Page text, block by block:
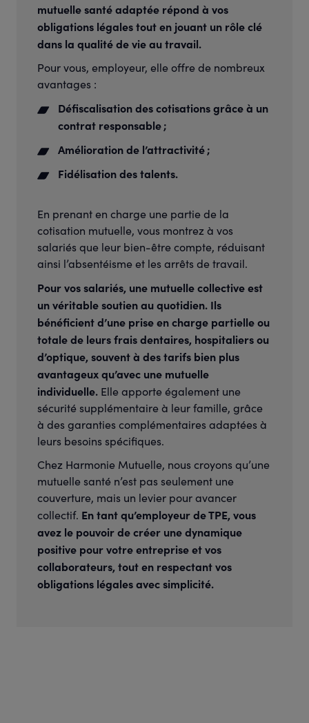
mutuelle santé adaptée répond à vos
obligations légales tout en jouant un rôle clé
dans la qualité de vie au travail.
Pour vous, employeur, elle offre de nombreux
avantages :
Défiscalisation des cotisations grâce à un
contrat responsable ;
Amélioration de l’attractivité ;
Fidélisation des talents.
En prenant en charge une partie de la
cotisation mutuelle, vous montrez à vos
salariés que leur bien-être compte, réduisant
ainsi l’absentéisme et les arrêts de travail.
Pour vos salariés, une mutuelle collective est
un véritable soutien au quotidien. Ils
bénéficient d’une prise en charge partielle ou
totale de leurs frais dentaires, hospitaliers ou
d’optique, souvent à des tarifs bien plus
avantageux qu’avec une mutuelle
individuelle. Elle apporte également une
sécurité supplémentaire à leur famille, grâce
à des garanties complémentaires adaptées à
leurs besoins spécifiques.
Chez Harmonie Mutuelle, nous croyons qu’une
mutuelle santé n’est pas seulement une
couverture, mais un levier pour avancer
collectif. En tant qu’employeur de TPE, vous
avez le pouvoir de créer une dynamique
positive pour votre entreprise et vos
collaborateurs, tout en respectant vos
obligations légales avec simplicité.